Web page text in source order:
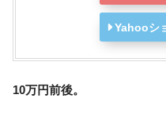
Yahooシ
10万円前後。